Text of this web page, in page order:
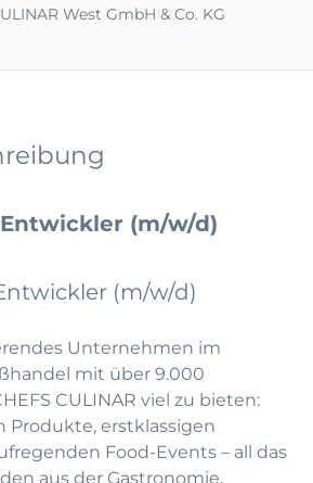
West GmbH & Co. KG
(m/w/d)
(m/w/d)
Unternehmen im
mit über 9.000
CULINAR viel zu bieten:
Produkte, erstklassigen
Food-Events – all das
aus der Gastronomie,